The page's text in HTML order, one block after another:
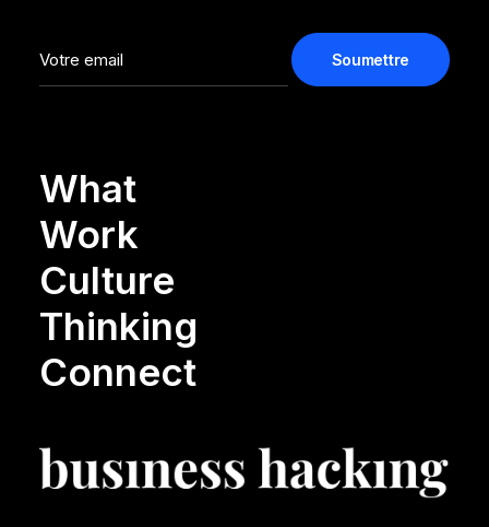
What
Work
Culture
Thinking
Connect